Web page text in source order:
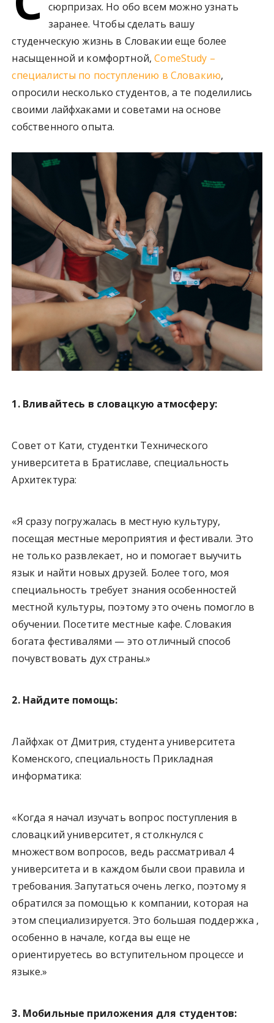
сюрпризах. Но обо всем можно узнать
заранее. Чтобы сделать вашу
студенческую жизнь в Словакии еще более
насыщенной и комфортной,ComeStudy –
специалисты по поступлению в Словакию,
опросили несколько студентов, а те поделились
своими лайфхаками и советами на основе
собственного опыта.
1. Вливайтесь в словацкую атмосферу:
Совет от Кати, студентки Технического
университета в Братиславе, специальность
Архитектура:
«Я сразу погружалась в местную культуру,
посещая местные мероприятия и фестивали. Это
не только развлекает, но и помогает выучить
язык и найти новых друзей. Более того, моя
специальность требует знания особенностей
местной культуры, поэтому это очень помогло в
обучении. Посетите местные кафе. Словакия
богата фестивалями — это отличный способ
почувствовать дух страны.»
2. Найдите помощь:
Лайфхак от Дмитрия, студента университета
Коменского, специальность Прикладная
информатика:
«Когда я начал изучать вопрос поступления в
словацкий университет, я столкнулся с
множеством вопросов, ведь рассматривал 4
университета и в каждом были свои правила и
требования. Запутаться очень легко, поэтому я
обратился за помощью к компании, которая на
этом специализируется. Это большая поддержка ,
особенно в начале, когда вы еще не
ориентируетесь во вступительном процессе и
языке.»
3. Мобильные приложения для студентов: